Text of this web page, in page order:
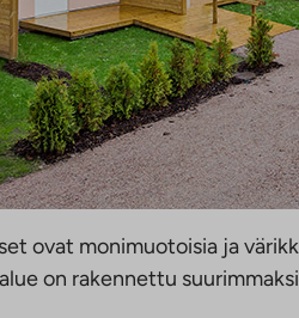
ovat monimuotoisia ja
on rakennettu